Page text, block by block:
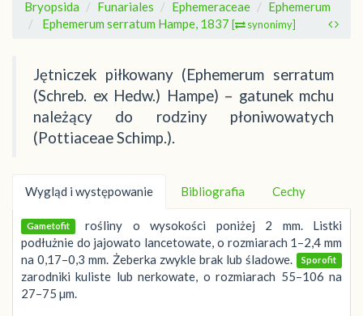
Bryopsida Funariales Ephemeraceae
Ephemerum
Ephemerum serratum Hampe, 1837 [ synonimy]
Jętniczek piłkowany (Ephemerum serratum
(Schreb. ex Hedw.) Hampe) – gatunek mchu
należący do rodziny płoniwowatych
(Pottiaceae Schimp.).
Wygląd i występowanie Bibliografia Cechy
Gametofit rośliny o wysokości poniżej 2 mm. Listki
podłużnie do jajowato lancetowate, o rozmiarach 1–2,4 mm
na 0,17–0,3 mm. Żeberka zwykle brak lub śladowe.
Sporofit
zarodniki kuliste lub nerkowate, o rozmiarach 55–106 na
27–75 µm.